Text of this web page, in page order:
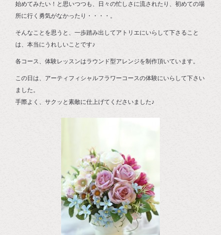
始めてみたい！と思いつつも、日々の忙しさに流されたり、初めての場
所に行く勇気がなかったり・・・・。
そんなことを思うと、一歩踏み出してアトリエにいらして下さること
は、本当にうれしいことです♪
各コース、体験レッスンはラウンド型アレンジを制作頂いています。
この日は、アーティフィシャルフラワーコースの体験にいらして下さい
ました。
手際よく、サクッと素敵に仕上げてくださいました♪